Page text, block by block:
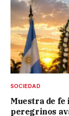
SOCIEDAD
Muestra de
peregrinos